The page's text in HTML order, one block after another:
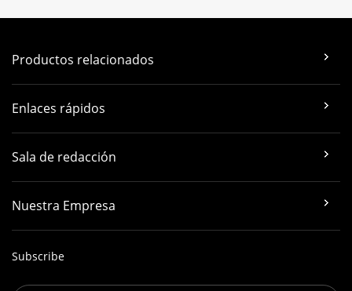
Productos relacionados
Enlaces rápidos
Sala de redacción
Nuestra Empresa
Subscribe